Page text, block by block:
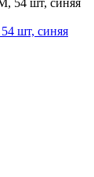
шт, синяя